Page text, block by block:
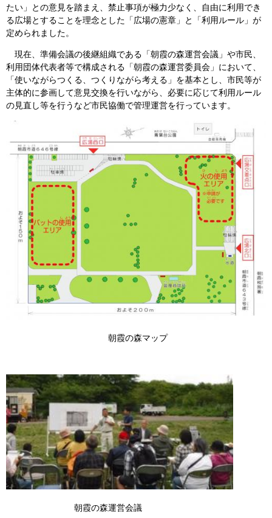
たい」との意見を踏まえ、禁止事項が極力少なく、自由に利用でき
る広場とすることを理念とした「広場の憲章」と「利用ルール」が
定められました。
現在、準備会議の後継組織である「朝霞の森運営会議」や市民、
利用団体代表者等で構成される「朝霞の森運営委員会」において、
「使いながらつくる、つくりながら考える」を基本とし、市民等が
主体的に参画して意見交換を行いながら、必要に応じて利用ルール
の見直し等を行うなど市民協働で管理運営を行っています。
朝霞の森マップ
朝霞の森運営会議